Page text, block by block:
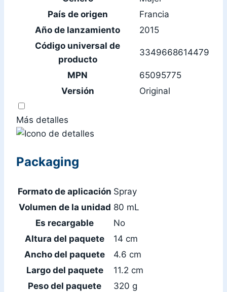
País de origen
Francia
Año de lanzamiento
2015
Código universal de
producto
3349668614479
MPN
65095775
Versión
Original
Más detalles
Packaging
Formato de aplicación Spray
Volumen de la unidad 80 mL
Es recargable
No
Altura del paquete
14 cm
Ancho del paquete
4.6 cm
Largo del paquete
11.2 cm
Peso del paquete
320 g